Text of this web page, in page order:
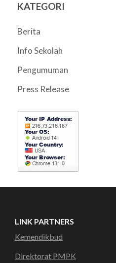
KATEGORI
Berita
Info Sekolah
Pengumuman
Press Release
LINK PARTNERS
Kemendikbud
Direktorat PMPK